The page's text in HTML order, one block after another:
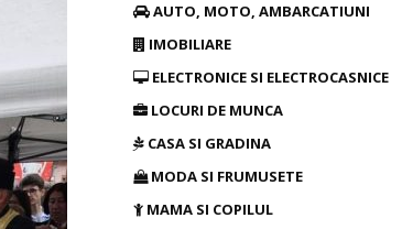
AUTO, MOTO, AMBARCATIUNI
IMOBILIARE
ELECTRONICE SI ELECTROCASNICE
LOCURI DE MUNCA
CASA SI GRADINA
MODA SI FRUMUSETE
MAMA SI COPILUL